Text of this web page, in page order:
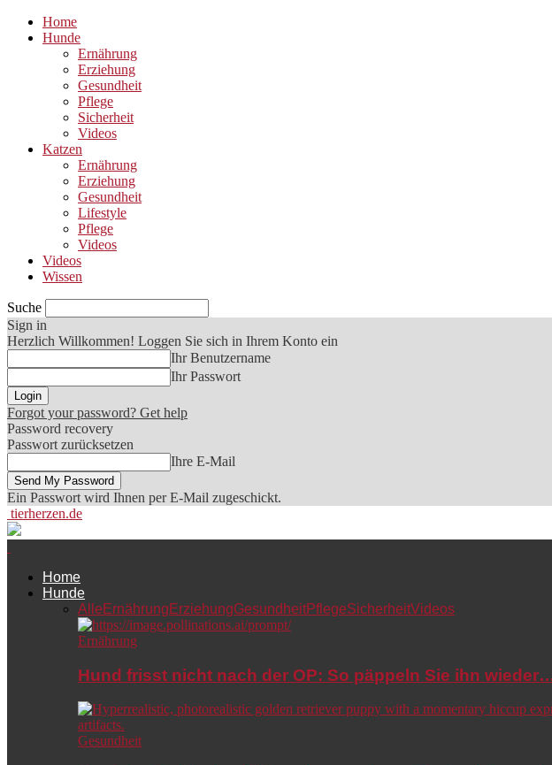
Home
Hunde
Ernährung
Erziehung
Gesundheit
Pflege
Sicherheit
Videos
Katzen
Ernährung
Erziehung
Gesundheit
Lifestyle
Pflege
Videos
Videos
Wissen
Suche
Sign in
Herzlich Willkommen! Loggen Sie sich in Ihrem Konto ein
Ihr Benutzername
Ihr Passwort
Forgot your password? Get help
Password recovery
Passwort zurücksetzen
Ihre E-Mail
Ein Passwort wird Ihnen per E-Mail zugeschickt.
tierherzen.de
Home
Hunde
Alle Ernährung ErziehungGesundheitPflegeSicherheitVideos
Ernährung
Hund frisst nicht nach der OP: So päppeln Sie ihn
Gesundheit